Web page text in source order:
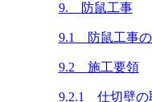
9. 防鼠工事
9.1 防鼠工事
9.2 施工要領
9.2.1 仕切壁の